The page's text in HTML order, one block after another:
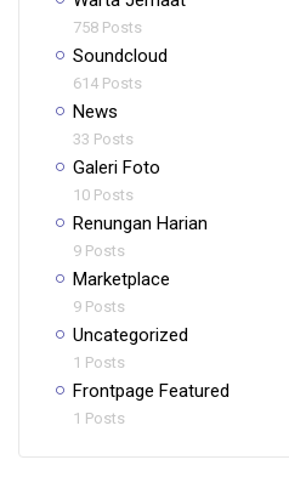
758 Posts
Soundcloud
614 Posts
News
33 Posts
Galeri Foto
10 Posts
Renungan Harian
9 Posts
Marketplace
9 Posts
Uncategorized
1 Posts
Frontpage Featured
1 Posts